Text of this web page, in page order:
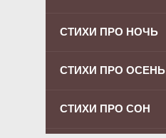
СТИХИ ПРО НОЧЬ
СТИХИ ПРО ОСЕНЬ
СТИХИ ПРО СОН